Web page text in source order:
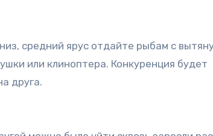
средний ярус отдайте рыбам с
или клиноптера. Конкуренция будет
друга.